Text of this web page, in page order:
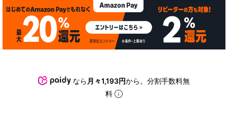
なら 月々1,193円から。分割手数料無
料